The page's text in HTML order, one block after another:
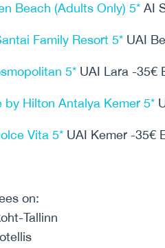
Beach (Adults Only) 5* AI
Family Resort 5* UAI
5* UAI Lara -35€
by Hilton Antalya Kemer 5*
Vita 5* UAI Kemer -35€
on:
Tallinn